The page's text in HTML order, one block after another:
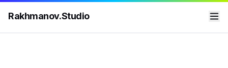
Rakhmanov.Studio